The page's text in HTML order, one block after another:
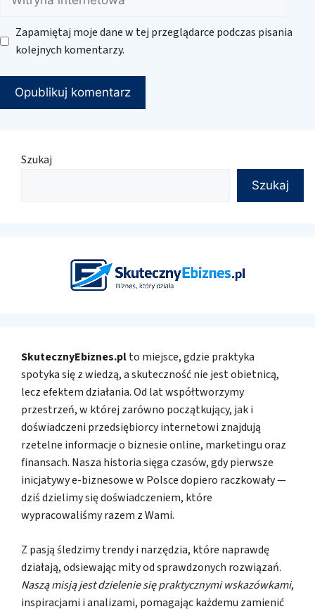
internetowa
Zapamiętaj moje dane w tej przeglądarce podczas pisania
kolejnych komentarzy.
Szukaj
Szukaj
SkutecznyEbiznes.plto miejsce, gdzie praktyka
spotyka się z wiedzą, a skuteczność nie jest obietnicą,
lecz efektem działania. Od lat współtworzymy
przestrzeń, w której zarówno początkujący, jak i
doświadczeni przedsiębiorcy internetowi znajdują
rzetelne informacje o biznesie online, marketingu oraz
finansach. Nasza historia sięga czasów, gdy pierwsze
inicjatywy e-biznesowe w Polsce dopiero raczkowały —
dziś dzielimy się doświadczeniem, które
wypracowaliśmy razem z Wami.
Z pasją śledzimy trendy i narzędzia, które naprawdę
działają, odsiewając mity od sprawdzonych rozwiązań.
Naszą misją jest dzielenie się praktycznymi wskazówkami,
inspiracjami i analizami, pomagając każdemu zamienić